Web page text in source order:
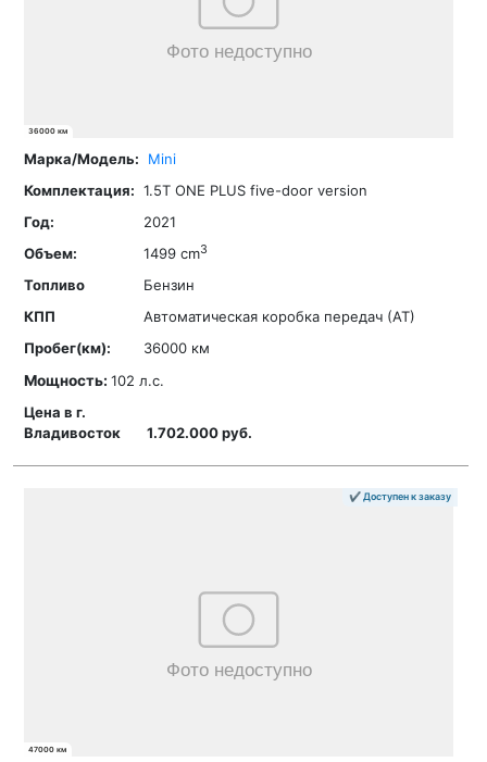
36000 км
Mini
1.5T ONE PLUS five-door version
2021
1499 cm3
Бензин
Автоматическая коробка передач (АТ)
36000 км
Мощность:102 л.с.
1.702.000 руб.
✔ Доступен к заказу
47000 км